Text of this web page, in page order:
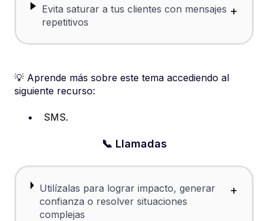
Evita saturar a tus clientes con mensajes
repetitivos
+
💡 Aprende más sobre este tema accediendo al
siguiente recurso:
SMS.
📞 Llamadas
Utilízalas para lograr impacto, generar
confianza o resolver situaciones
complejas
+